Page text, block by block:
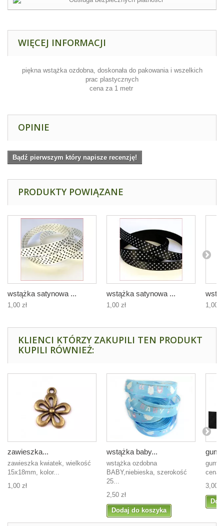
WIĘCEJ INFORMACJI
piękna wstążka ozdobna, doskonała do pakowania i wszelkich
prac plastycznych
cena za 1 metr
OPINIE
Bądź pierwszym który napisze recenzję!
PRODUKTY POWIĄZANE
wstążka satynowa ...
1,00 zł
wstążka satynowa ...
1,00 zł 1,00
KLIENCI KTÓRZY ZAKUPILI TEN PRODUKT
KUPILI RÓWNIEŻ:
zawieszka...
zawieszka kwiatek, wielkość
15x18mm, kolor...
1,00 zł
wstążka baby...
wstążka ozdobna
BABY,niebieska, szerokość
25...
2,50 zł
Dodaj do koszyka
guma
cena
3,00